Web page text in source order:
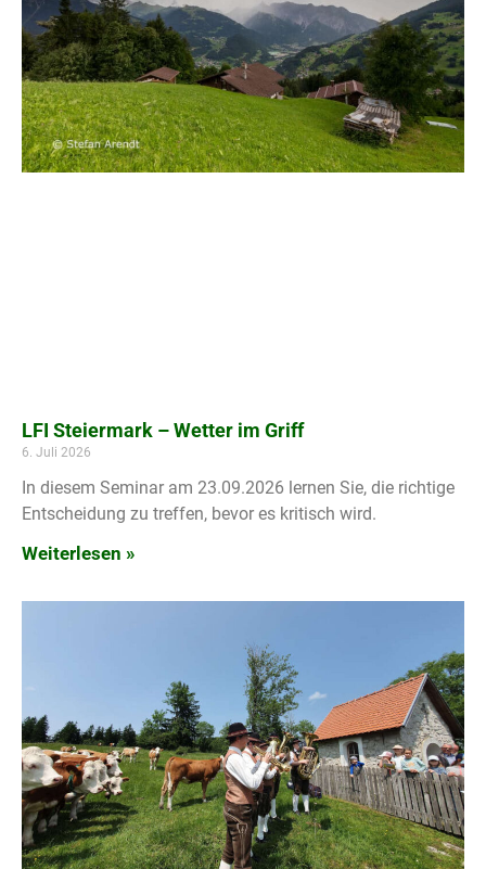
LFI Steiermark – Wetter im Griff
6. Juli 2026
In diesem Seminar am 23.09.2026 lernen Sie, die richtige
Entscheidung zu treffen, bevor es kritisch wird.
Weiterlesen »